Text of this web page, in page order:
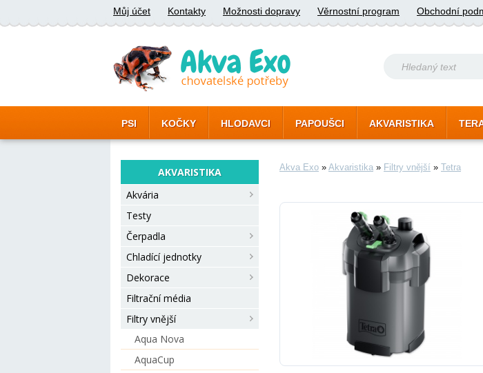
Můj účet Kontakty Možnosti dopravy Věrnostní program Obchodní
PSI KOČKY HLODAVCI PAPOUŠCI AKVARISTIKA
AKVARISTIKA
Akvária
Testy
Čerpadla
Chladící jednotky
Dekorace
Filtrační média
Filtry vnější
Aqua Nova
AquaCup
Akva Exo » Akvaristika » Filtry vnější » Tetra